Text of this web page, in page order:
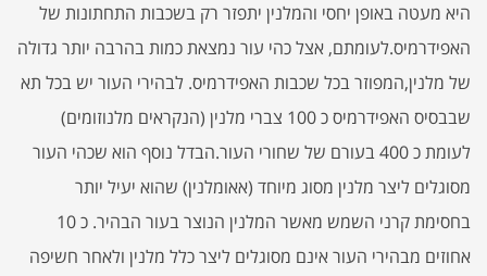
היא מעטה באופן יחסי והמלנין יתפזר רק בשכבות התחתונות של
האפידרמיס.לעומתם, אצל כהי עור נמצאת כמות בהרבה יותר גדולה
של מלנין,המפוזר בכל שכבות האפידרמיס. לבהירי העור יש בכל תא
שבבסיס האפידרמיס כ 100 צברי מלנין (הנקראים מלנוזומים)
לעומת כ 400 בעורם של שחורי העור.הבדל נוסף הוא שכהי העור
מסוגלים ליצר מלנין מסוג מיוחד (אאומלנין) שהוא יעיל יותר
בחסימת קרני השמש מאשר המלנין הנוצר בעור הבהיר. כ 10
אחוזים מבהירי העור אינם מסוגלים ליצר כלל מלנין ולאחר חשיפה